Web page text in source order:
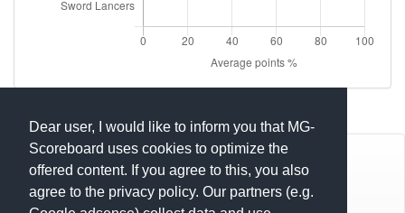
Dear user, I would like to inform you that MG-
Scoreboard uses cookies to optimize the
offered content. If you agree to this, you also
agree to the privacy policy. Our partners (e.g.
© Mats Hensel,MG-SCOREBOARD.de